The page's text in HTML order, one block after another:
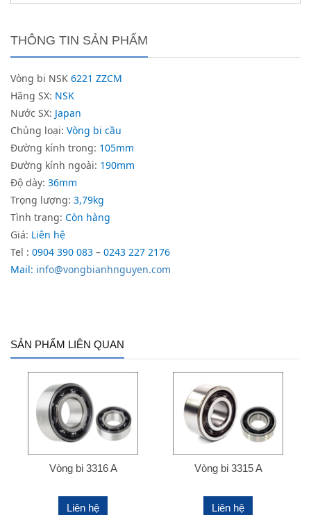
THÔNG TIN SẢN PHẨM
Vòng bi NSK 6221 ZZCM
Hãng SX: NSK
Nước SX: Japan
Chủng loại: Vòng bi cầu
Đường kính trong: 105mm
Đường kính ngoài: 190mm
Độ dày: 36mm
Trọng lượng: 3,79kg
Tình trạng: Còn hàng
Giá: Liên hệ
Tel : 0904 390 083 – 0243 227 2176
Mail: info@vongbianhnguyen.com
SẢN PHẨM LIÊN QUAN
Vòng bi 3316 A
Liên hệ
Vòng bi 3315 A
Liên hệ